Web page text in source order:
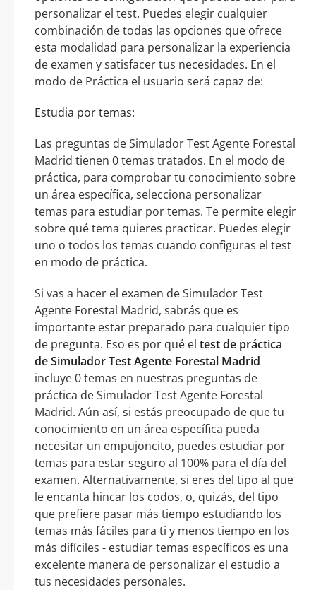
personalizar el test. Puedes elegir cualquier
combinación de todas las opciones que ofrece
esta modalidad para personalizar la experiencia
de examen y satisfacer tus necesidades. En el
modo de Práctica el usuario será capaz de:
Estudia por temas:
Las preguntas de Simulador Test Agente Forestal
Madrid tienen 0 temas tratados. En el modo de
práctica, para comprobar tu conocimiento sobre
un área específica, selecciona personalizar
temas para estudiar por temas. Te permite elegir
sobre qué tema quieres practicar. Puedes elegir
uno o todos los temas cuando configuras el test
en modo de práctica.
Si vas a hacer el examen de Simulador Test
Agente Forestal Madrid, sabrás que es
importante estar preparado para cualquier tipo
de pregunta. Eso es por qué el test de práctica
de Simulador Test Agente Forestal Madrid
incluye 0 temas en nuestras preguntas de
práctica de Simulador Test Agente Forestal
Madrid. Aún así, si estás preocupado de que tu
conocimiento en un área específica pueda
necesitar un empujoncito, puedes estudiar por
temas para estar seguro al 100% para el día del
examen. Alternativamente, si eres del tipo al que
le encanta hincar los codos, o, quizás, del tipo
que prefiere pasar más tiempo estudiando los
temas más fáciles para ti y menos tiempo en los
más difíciles - estudiar temas específicos es una
excelente manera de personalizar el estudio a
tus necesidades personales.